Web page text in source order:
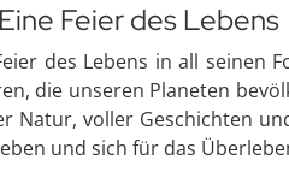
Feier des Lebens
des Lebens in all seinen
die unseren Planeten
Natur, voller Geschichten
und sich für das